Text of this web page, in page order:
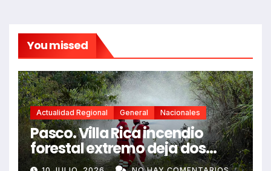
You missed
Actualidad Regional General Nacionales
Pasco. Villa Rica incendio
forestal extremo deja dos
fallecidos y heridos